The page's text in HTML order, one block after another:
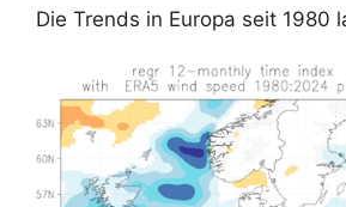
Die Trends in Europa seit 1980